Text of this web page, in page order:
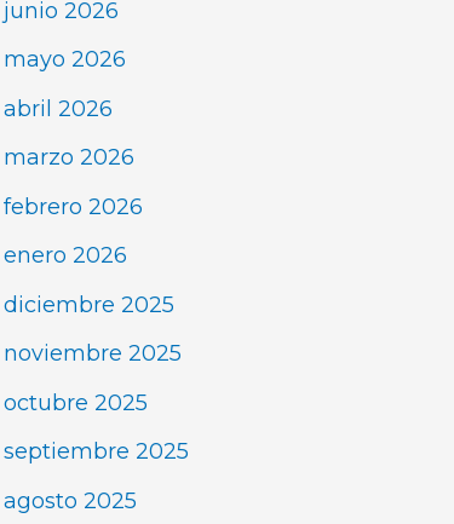
junio 2026
mayo 2026
abril 2026
marzo 2026
febrero 2026
enero 2026
diciembre 2025
noviembre 2025
octubre 2025
septiembre 2025
agosto 2025